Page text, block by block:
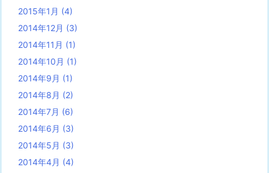
2015年1月 (4)
2014年12月 (3)
2014年11月 (1)
2014年10月 (1)
2014年9月 (1)
2014年8月 (2)
2014年7月 (6)
2014年6月 (3)
2014年5月 (3)
2014年4月 (4)